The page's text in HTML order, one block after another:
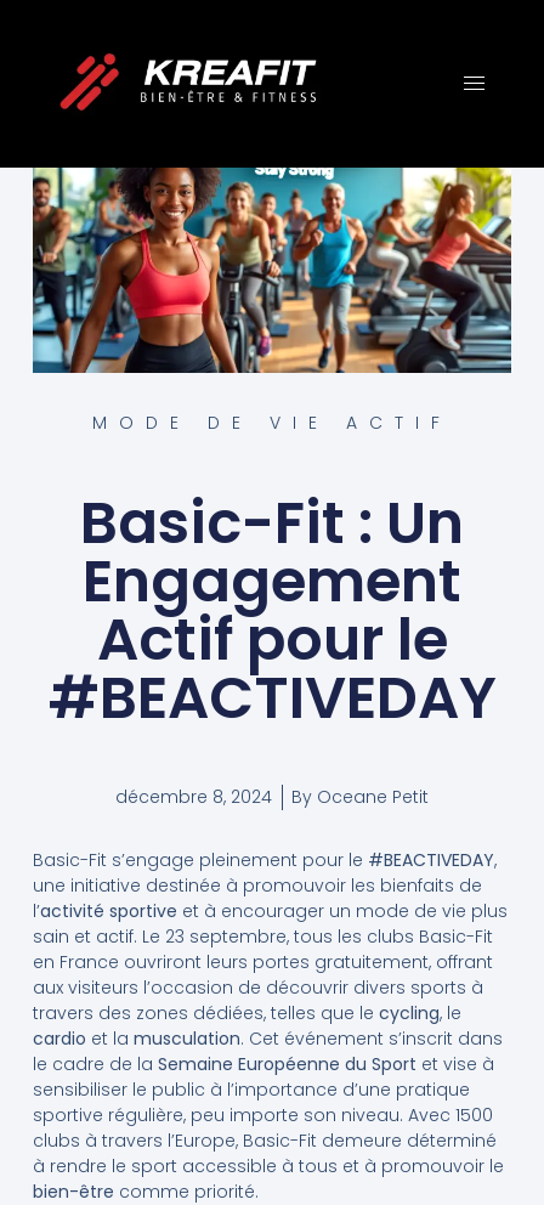
MODE DE VIE ACTIF
Basic-Fit : Un
Engagement
Actif pour le
#BEACTIVEDAY
décembre 8, 2024 By Oceane Petit
Basic-Fit s’engage pleinement pour le #BEACTIVEDAY,
une initiative destinée à promouvoir les bienfaits de
l’activité sportive et à encourager un mode de vie plus
sain et actif. Le 23 septembre, tous les clubs Basic-Fit
en France ouvriront leurs portes gratuitement, offrant
aux visiteurs l’occasion de découvrir divers sports à
travers des zones dédiées, telles que le cycling, le
cardio et la musculation. Cet événement s’inscrit dans
le cadre de la Semaine Européenne du Sport et vise à
sensibiliser le public à l’importance d’une pratique
sportive régulière, peu importe son niveau. Avec 1500
clubs à travers l’Europe, Basic-Fit demeure déterminé
à rendre le sport accessible à tous et à promouvoir le
bien-être comme priorité.